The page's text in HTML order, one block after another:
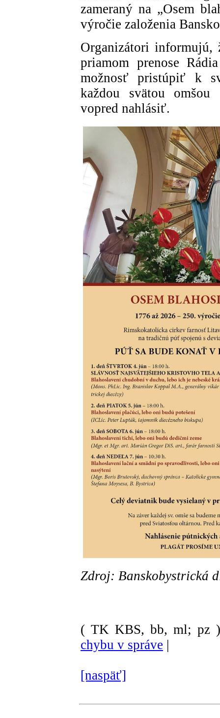
zameraný na „Osem
výročie založenia
Organizátori
priamom prenose
možnosť pristúpiť k
každou svätou
vopred nahlásiť.
Zdroj: Banskobystrická
( TK KBS, bb, ml; pz
chybu v správe |
[naspäť]